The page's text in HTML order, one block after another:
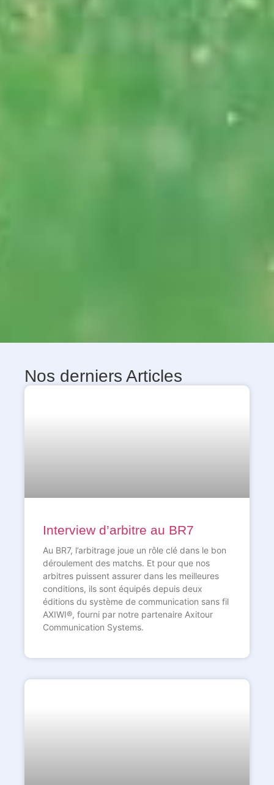
Nos derniers Articles
Interview d’arbitre au BR7
Au BR7, l’arbitrage joue un rôle clé dans le bon
déroulement des matchs. Et pour que nos
arbitres puissent assurer dans les meilleures
conditions, ils sont équipés depuis deux
éditions du système de communication sans fil
AXIWI®, fourni par notre partenaire Axitour
Communication Systems.